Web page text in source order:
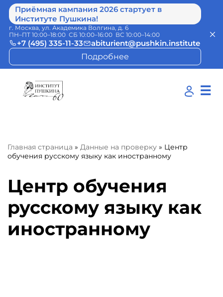
Приёмная кампания 2026 стартует в
Институте Пушкина!
г. Москва, ул. Академика Волгина, д. 6
ПН–ПТ 10:00–18:00 СБ 10:00–16:00 ВС 10:00–14:00
+7 (495) 335-11-33
abiturient@pushkin.institute
Подробнее
☰
Главная страница » Данные на проверку » Центр
обучения русскому языку как иностранному
Центр обучения
русскому языку как
иностранному